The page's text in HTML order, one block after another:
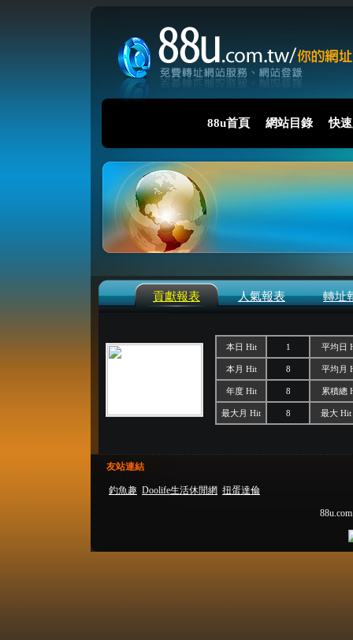
88u首頁 網站目錄 快
貢獻報表 人氣報表 轉址
本日 Hit 1 平均日
本月 Hit 8 平均月
年度 Hit 8 累積總
最大月 Hit 8 最大 Hit
友站連結
釣魚趣 Doolife生活休閒網 扭蛋達倫